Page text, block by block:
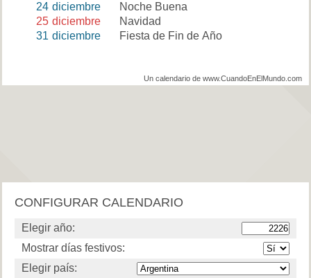
24 diciembre
Noche Buena
25 diciembre
Navidad
31 diciembre Fiesta de Fin de Año
Un calendario de www.CuandoEnElMundo.com
CONFIGURAR CALENDARIO
Elegir año:
Mostrar días festivos:
Elegir país: